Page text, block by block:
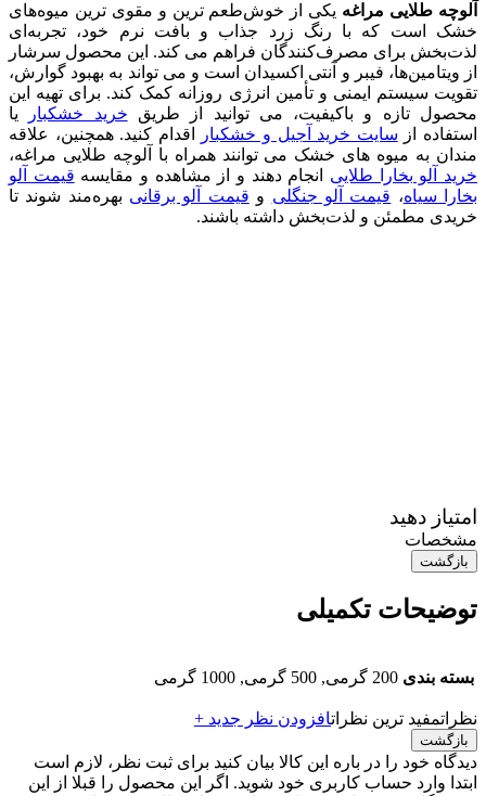
آلوچه طلایی مراغه یکی از خوش‌طعم‌ ترین و مقوی‌ ترین میوه‌های
خشک است که با رنگ زرد جذاب و بافت نرم خود، تجربه‌ای
لذت‌بخش برای مصرف‌کنندگان فراهم می‌ کند. این محصول سرشار
از ویتامین‌ها، فیبر و آنتی‌ اکسیدان است و می‌ تواند به بهبود گوارش،
تقویت سیستم ایمنی و تأمین انرژی روزانه کمک کند. برای تهیه این
محصول تازه و باکیفیت، می‌ توانید از طریق خرید خشکبار
یا
استفاده از سایت خرید آجیل و خشکبار
اقدام کنید. همچنین، علاقه‌
مندان به میوه‌ های خشک می‌ توانند همراه با آلوچه طلایی مراغه،
خرید آلو بخارا طلایی انجام دهند و از مشاهده و مقایسه قیمت آلو
بخارا سیاه، قیمت آلو جنگلی و قیمت آلو برقانی بهره‌مند شوند تا
خریدی مطمئن و لذت‌بخش داشته باشند.
امتیاز دهید
مشخصات
بازگشت
توضیحات تکمیلی
بسته بندی 200 گرمی, 500 گرمی, 1000 گرمی
نظراتمفید ترین نظراتافزودن نظر جدید +
بازگشت
دیدگاه خود را در باره این کالا بیان کنید برای ثبت نظر، لازم است
ابتدا وارد حساب کاربری خود شوید. اگر این محصول را قبلا از این